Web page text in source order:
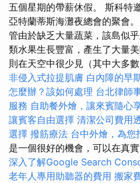
五個星期的帶薪休假。 斯科特
亞特蘭蒂斯海灘夜總會的聚會。
管由於缺乏大量蔬菜，該島似
類水果生長豐富，產生了大量
則在天空中很少見（其中大多
非侵入式拉提肌膚 白內障的早
怎麼辦？該如何處理 台北律師
服務 自助餐外燴，讓來賓隨心
讓賓客自由選擇 清潔公司費用
選擇 撥筋療法 台中外燴，為您
是一個很好的機會，可以在真
深入了解Google Search
老年人專用助聽器的費用 搬家